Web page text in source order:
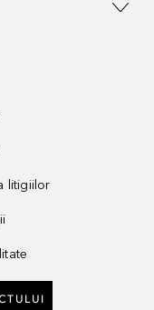
litigiilor